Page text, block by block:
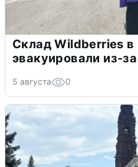
Склад Wildberries в
эвакуировали из-
5 августа 0